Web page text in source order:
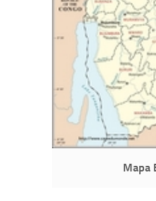
Mapa